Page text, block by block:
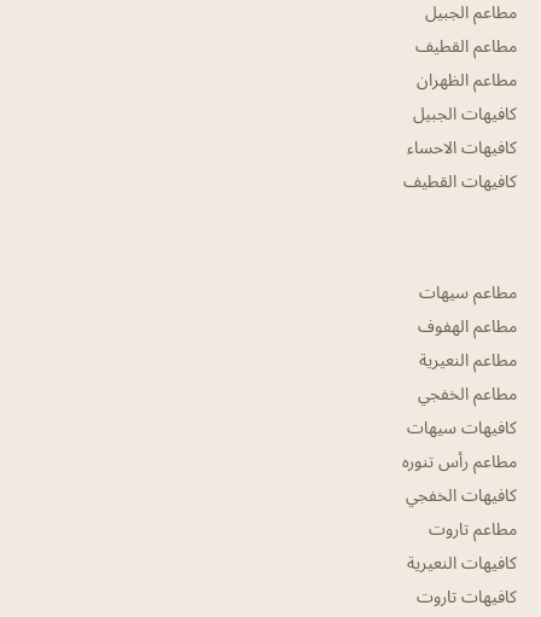
مطاعم الجبيل
مطاعم القطيف
مطاعم الظهران
كافيهات الجبيل
كافيهات الاحساء
كافيهات القطيف
مطاعم سيهات
مطاعم الهفوف
مطاعم النعيرية
مطاعم الخفجي
كافيهات سيهات
مطاعم رأس تنوره
كافيهات الخفجي
مطاعم تاروت
كافيهات النعيرية
كافيهات تاروت